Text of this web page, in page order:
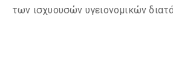
των ισχυουσών υγειονομικών